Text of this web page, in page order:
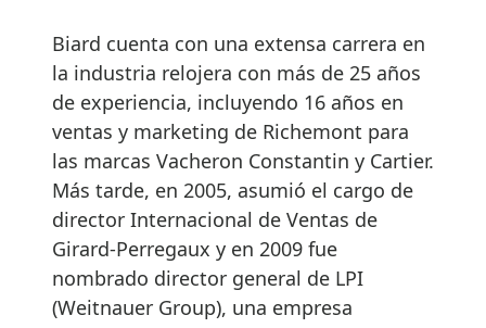
Biard cuenta con una extensa carrera en
la industria relojera con más de 25 años
de experiencia, incluyendo 16 años en
ventas y marketing de Richemont para
las marcas Vacheron Constantin y Cartier.
Más tarde, en 2005, asumió el cargo de
director Internacional de Ventas de
Girard-Perregaux y en 2009 fue
nombrado director general de LPI
(Weitnauer Group), una empresa